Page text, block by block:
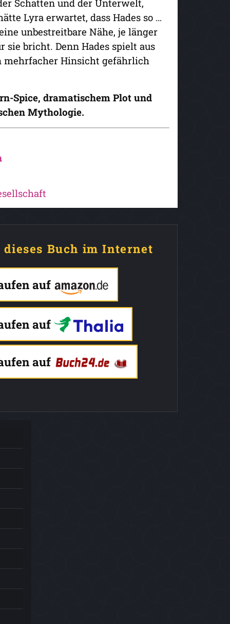
Schatten und der Unterwelt,
Lyra erwartet, dass Hades so …
unbestreitbare Nähe, je länger
sie bricht. Denn Hades spielt aus
mehrfacher Hinsicht gefährlich
Spice, dramatischem Plot und
Mythologie.
dieses Buch im Internet
auf
auf
auf